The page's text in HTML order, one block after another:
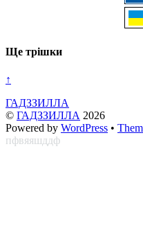
Ще трішки
↑
ГАДЗЗИЛЛА
© ГАДЗЗИЛЛА 2026
Powered by WordPress •
пфвяяшддф